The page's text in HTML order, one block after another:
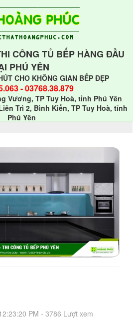
CÔNG TỦ BẾP HÀNG ĐẦU
PHÚ YÊN
CHO KHÔNG GIAN BẾP ĐẸP
-03768.38.879
Vương, TP Tuy Hoà, tỉnh Phú Yên
Trì 2, Bình Kiến, TP Tuy Hoà, tỉnh
Phú Yên
PM - 3786 Lượt xem